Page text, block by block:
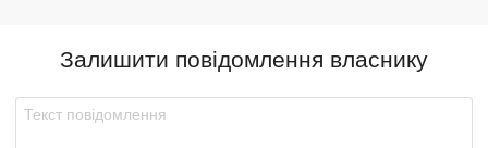
Залишити повідомлення власнику